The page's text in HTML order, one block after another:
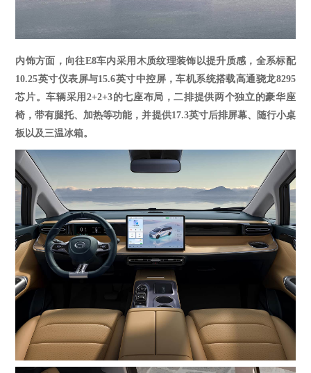
内饰方面，向往E8车内采用 木质纹理装饰以提升质感 ，全系标配
10.25英寸仪表屏与15.6英寸中控屏，车机系统搭载高通骁龙8295
芯片。车辆采用2+2+3的七座布局 ，二排提供两个独立的豪华座
椅，带有腿托、加热等功能，并提供17.3英寸后排屏幕、随行小桌
板以及三温冰箱。